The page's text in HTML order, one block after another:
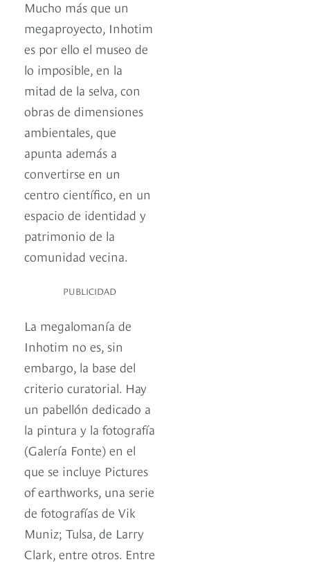
Mucho más que un
megaproyecto, Inhotim
es por ello el museo de
lo imposible, en la
mitad de la selva, con
obras de dimensiones
ambientales, que
apunta además a
convertirse en un
centro científico, en un
espacio de identidad y
patrimonio de la
comunidad vecina.
PUBLICIDAD
La megalomanía de
Inhotim no es, sin
embargo, la base del
criterio curatorial. Hay
un pabellón dedicado a
la pintura y la fotografía
(Galería Fonte) en el
que se incluye Pictures
of earthworks, una serie
de fotografías de Vik
Muniz; Tulsa, de Larry
Clark, entre otros. Entre